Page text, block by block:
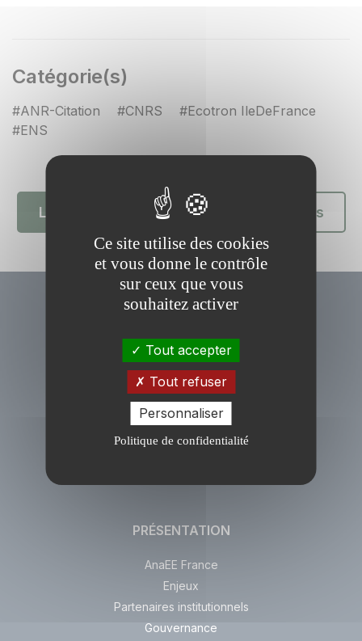
Catégorie(s)
#ANR-Citation #CNRS
#Ecotron IleDeFrance
#ENS
Lien DOI Retour aux publications
PRÉSENTATION
AnaEE France
Enjeux
Partenaires institutionnels
Gouvernance
Ce site utilise des cookies
et vous donne le contrôle
sur ceux que vous
souhaitez activer
Tout accepter
Tout refuser
Personnaliser
Politique de confidentialité